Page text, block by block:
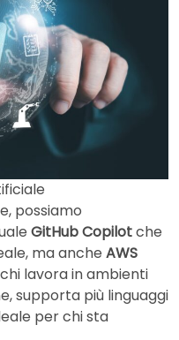
possiamo
GitHub Copilotche
ma anche AWS
lavora in ambienti
supporta più linguaggi
per chi sta